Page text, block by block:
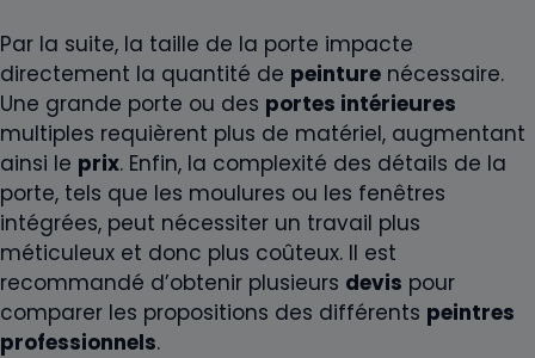
Par la suite, la taille de la porte impacte
directement la quantité de peinture nécessaire.
Une grande porte ou des portes intérieures
multiples requièrent plus de matériel, augmentant
ainsi le prix. Enfin, la complexité des détails de la
porte, tels que les moulures ou les fenêtres
intégrées, peut nécessiter un travail plus
méticuleux et donc plus coûteux. Il est
recommandé d’obtenir plusieurs devis pour
comparer les propositions des différents peintres
professionnels.